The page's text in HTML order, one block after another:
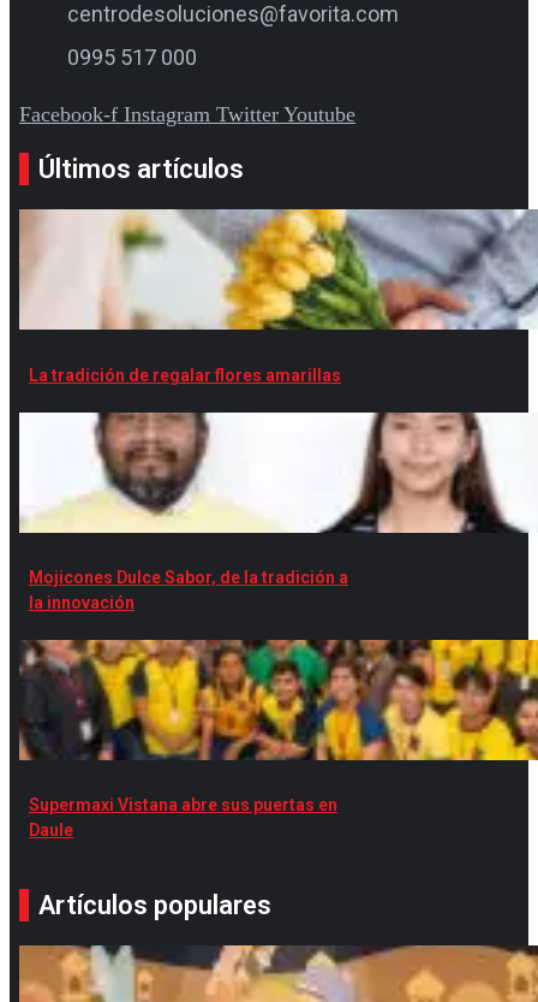
centrodesoluciones@favorita.com
0995 517 000
Facebook-f Instagram Twitter Youtube
Últimos artículos
La tradición de regalar flores amarillas
Mojicones Dulce Sabor, de la tradición a
la innovación
Supermaxi Vistana abre sus puertas en
Daule
Artículos populares